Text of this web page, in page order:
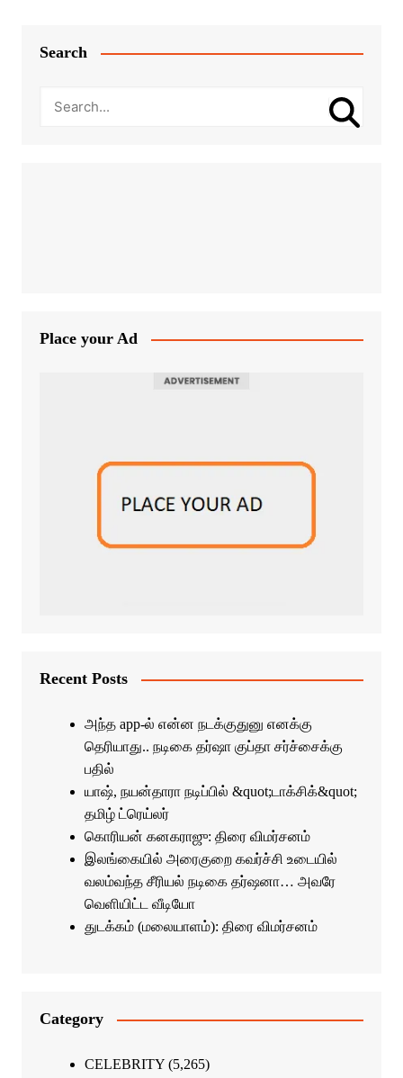
Search
Place your Ad
Recent Posts
அந்த app-ல் என்ன நடக்குதுனு எனக்கு
தெரியாது.. நடிகை தர்ஷா குப்தா சர்ச்சைக்கு
பதில்
யாஷ், நயன்தாரா நடிப்பில் &quot;டாக்சிக்&quot;
தமிழ் ட்ரெய்லர்
கொரியன் கனகராஜு: திரை விமர்சனம்
இலங்கையில் அரைகுறை கவர்ச்சி உடையில்
வலம்வந்த சீரியல் நடிகை தர்ஷனா… அவரே
வெளியிட்ட வீடியோ
துடக்கம் (மலையாளம்): திரை விமர்சனம்
Category
CELEBRITY(5,265)